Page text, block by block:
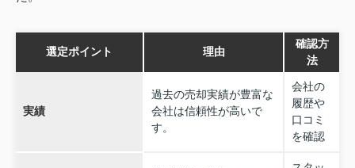
選定ポイント 理由
確認方
法
実績
過去の売却実績が豊富な
会社は信頼性が高いで
す。
会社の
履歴や
口コミ
を確認